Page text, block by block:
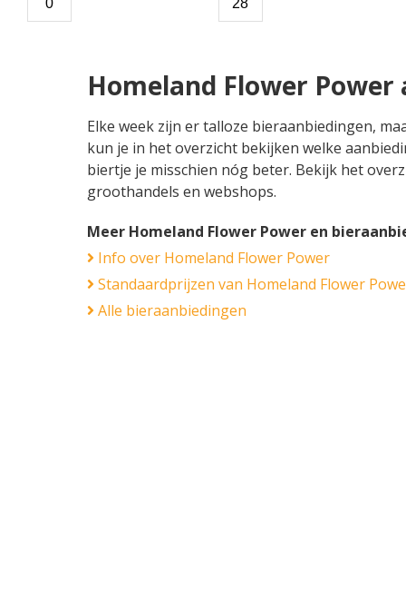
Homeland Flower Power
Elke week zijn er talloze bieraanbiedingen,
kun je in het overzicht bekijken welke
biertje je misschien nóg beter. Bekijk het
groothandels en webshops.
Meer Homeland Flower Power en
Info over Homeland Flower Power
Standaardprijzen van Homeland Flower
Alle bieraanbiedingen